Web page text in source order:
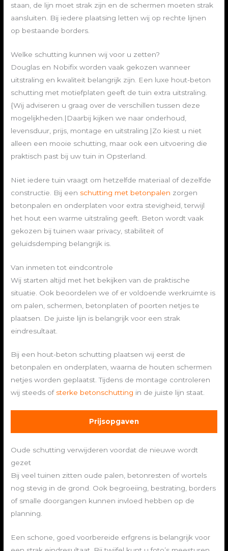
staan, de lijn moet strak zijn en de schermen moeten strak
aansluiten. Bij iedere plaatsing letten wij op rechte lijnen
op bestaande borders.
Welke schutting kunnen wij voor u zetten?
Douglas en Nobifix worden vaak gekozen wanneer
uitstraling en kwaliteit belangrijk zijn. Een luxe hout-beton
schutting met motiefplaten geeft de tuin extra uitstraling.
{Wij adviseren u graag over de verschillen tussen deze
mogelijkheden.|Daarbij kijken we naar onderhoud,
levensduur, prijs, montage en uitstraling.|Zo kiest u niet
alleen een mooie schutting, maar ook een uitvoering die
praktisch past bij uw tuin in Opsterland.
Niet iedere tuin vraagt om hetzelfde materiaal of dezelfde
constructie. Bij een schutting met betonpalen zorgen
betonpalen en onderplaten voor extra stevigheid, terwijl
het hout een warme uitstraling geeft. Beton wordt vaak
gekozen bij tuinen waar privacy, stabiliteit of
geluidsdemping belangrijk is.
Van inmeten tot eindcontrole
Wij starten altijd met het bekijken van de praktische
situatie. Ook beoordelen we of er voldoende werkruimte is
om palen, schermen, betonplaten of poorten netjes te
plaatsen. De juiste lijn is belangrijk voor een strak
eindresultaat.
Bij een hout-beton schutting plaatsen wij eerst de
betonpalen en onderplaten, waarna de houten schermen
netjes worden geplaatst. Tijdens de montage controleren
wij steeds of sterke betonschutting in de juiste lijn staat.
Prijsopgaven
Oude schutting verwijderen voordat de nieuwe wordt
gezet
Bij veel tuinen zitten oude palen, betonresten of wortels
nog stevig in de grond. Ook begroeiing, bestrating, borders
of smalle doorgangen kunnen invloed hebben op de
planning.
Een schone, goed voorbereide erfgrens is belangrijk voor